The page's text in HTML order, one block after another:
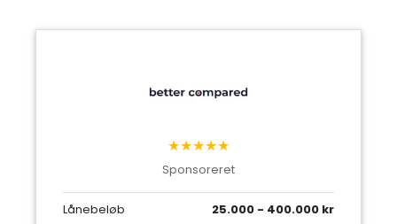
★★★★★
Sponsoreret
Lånebeløb 25.000 - 400.000 kr